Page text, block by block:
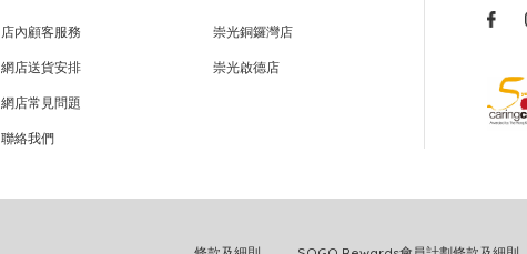
店內顧客服務
網店送貨安排
網店常見問題
聯絡我們
崇光銅鑼灣店
崇光啟德店